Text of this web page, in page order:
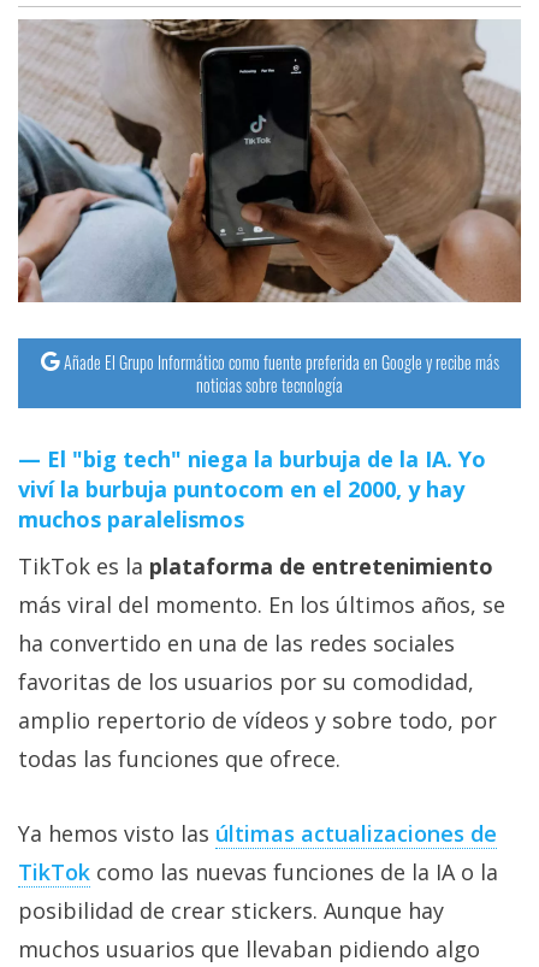
Añade El Grupo Informático como fuente preferida en Google y recibe más
noticias sobre tecnología
El "big tech" niega la burbuja de la IA. Yo
viví la burbuja puntocom en el 2000, y hay
muchos paralelismos
TikTok es la plataforma de entretenimiento
más viral del momento. En los últimos años, se
ha convertido en una de las redes sociales
favoritas de los usuarios por su comodidad,
amplio repertorio de vídeos y sobre todo, por
todas las funciones que ofrece.
Ya hemos visto las últimas actualizaciones de
TikTok como las nuevas funciones de la IA o la
posibilidad de crear stickers. Aunque hay
muchos usuarios que llevaban pidiendo algo